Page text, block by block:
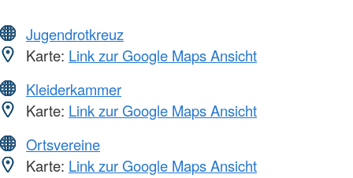
Jugendrotkreuz
Karte: Link zur Google Maps Ansicht
Kleiderkammer
Karte: Link zur Google Maps Ansicht
Ortsvereine
Karte: Link zur Google Maps Ansicht